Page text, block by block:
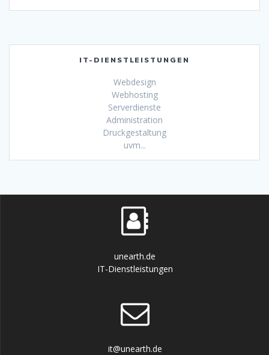
IT-DIENSTLEISTUNGEN
Webdesign
Webhosting
Serverdienste
Administration
Druckgestaltung
uvm...
unearth.de
IT-Dienstleistungen
it@unearth.de